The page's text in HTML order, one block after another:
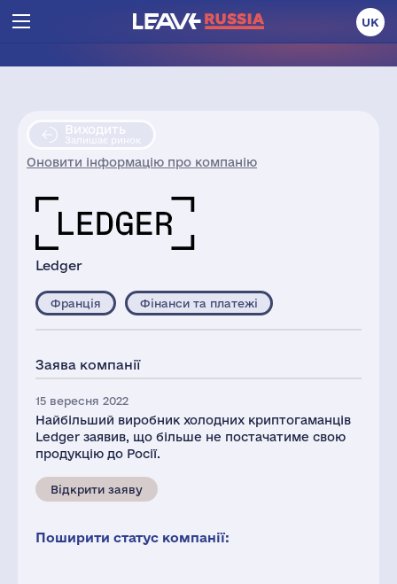
UK
Виходить
Залишає ринок
Оновити інформацію про компанію
Ledger
Франція Фінанси та платежі
Заява компанії
15 вересня 2022
Найбільший виробник холодних криптогаманців
Ledger заявив, що більше не постачатиме свою
продукцію до Росії.
Відкрити заяву
Поширити статус компанії: